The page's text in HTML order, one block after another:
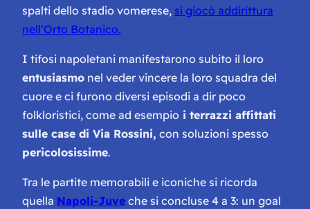
spalti dello stadio vomerese, si giocò addirittura
nell’Orto Botanico.
I tifosi napoletani manifestarono subito il loro
entusiasmo nel veder vincere la loro squadra del
cuore e ci furono diversi episodi a dir poco
folkloristici, come ad esempio i terrazzi affittati
sulle case di Via Rossini, con soluzioni spesso
pericolosissime.
Tra le partite memorabili e iconiche si ricorda
quella Napoli-Juve che si concluse 4 a 3: un goal